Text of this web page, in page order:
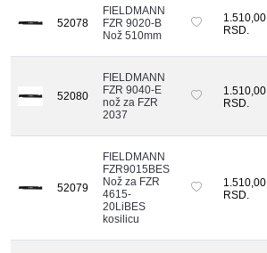
52078
FIELDMANN
FZR 9020-B
Nož 510mm
1.510,00
RSD.
52080
FIELDMANN
FZR 9040-E
nož za FZR
2037
1.510,00
RSD.
52079
FIELDMANN
FZR9015BES
Nož za FZR
4615-
20LiBES
kosilicu
1.510,00
RSD.